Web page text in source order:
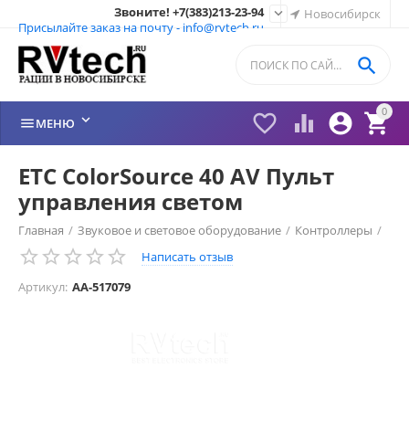
Новосибирск
Звоните! +7(383)213-23-94
Присылайте заказ на почту - info@rvtech.ru

0


 

МЕНЮ 
ETC ColorSource 40 AV Пульт
управления светом
Главная / Звуковое и световое оборудование / Контроллеры /
Написать отзыв
Артикул: AA-517079